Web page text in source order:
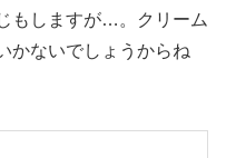
もしますが…。クリーム
かないでしょうからね